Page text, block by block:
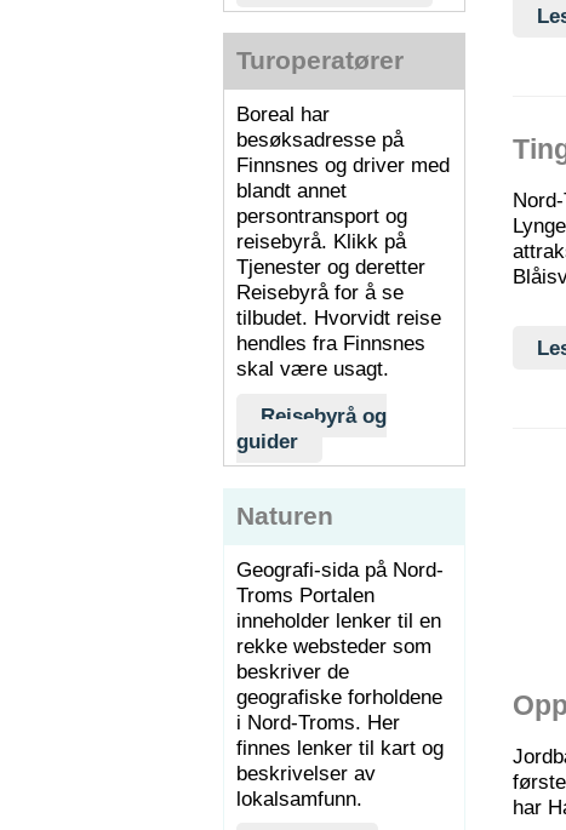
Turoperatører
Boreal har
besøksadresse på
Finnsnes og driver med
blandt annet
persontransport og
reisebyrå. Klikk på
Tjenester og deretter
Reisebyrå for å se
tilbudet. Hvorvidt reise
hendles fra Finnsnes
skal være usagt.
Reisebyrå og
guider
Naturen
Geografi-sida på Nord-
Troms Portalen
inneholder lenker til en
rekke websteder som
beskriver de
geografiske forholdene
i Nord-Troms. Her
finnes lenker til kart og
beskrivelser av
lokalsamfunn.
har